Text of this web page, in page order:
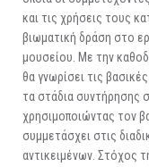
και τις χρήσεις τους
βιωματική δράση στο
μουσείου. Με την
θα γνωρίσει τις
τα στάδια συντήρησης
χρησιμοποιώντας τον
συμμετάσχει στις
αντικειμένων. Στόχος